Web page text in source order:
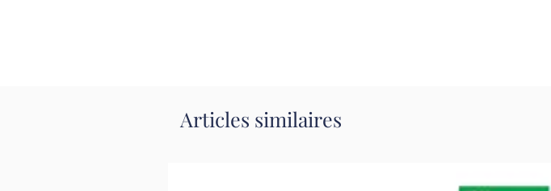
Articles similaires